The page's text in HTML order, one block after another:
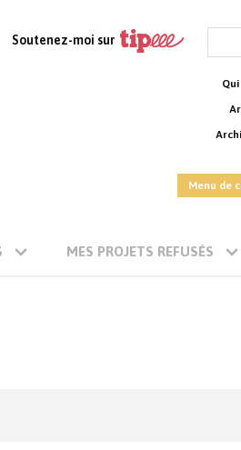
Soutenez-moi sur
Menu de
MES PROJETS REFUSÉS